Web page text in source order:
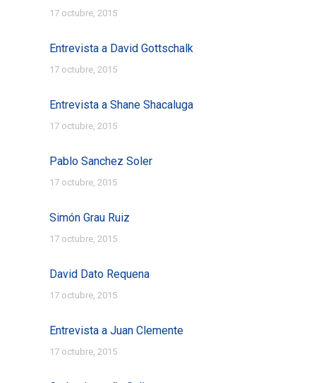
17 octubre, 2015
Entrevista a David Gottschalk
17 octubre, 2015
Entrevista a Shane Shacaluga
17 octubre, 2015
Pablo Sanchez Soler
17 octubre, 2015
Simón Grau Ruiz
17 octubre, 2015
David Dato Requena
17 octubre, 2015
Entrevista a Juan Clemente
17 octubre, 2015